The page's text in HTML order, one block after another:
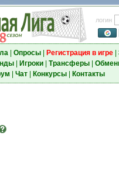
логин
| Опросы| Регистрация в игре|
| Игроки| Трансферы|
Чат| Конкурсы| Контакты